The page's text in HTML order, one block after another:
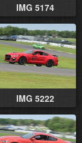
IMG 5174
IMG 5222